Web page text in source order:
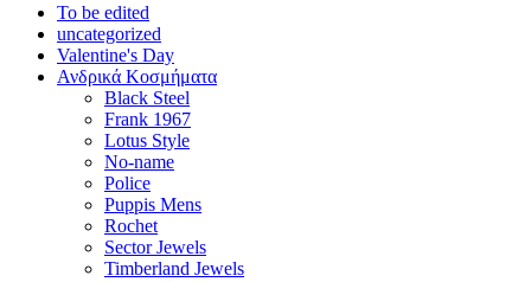
To be edited
uncategorized
Valentine's Day
Ανδρικά Κοσμήματα
Black Steel
Frank 1967
Lotus Style
No-name
Police
Puppis Mens
Rochet
Sector Jewels
Timberland Jewels